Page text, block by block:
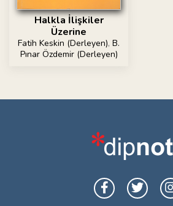
Halkla İlişkiler
Üzerine
Fatih Keskin (Derleyen), B.
Pınar Özdemir (Derleyen)